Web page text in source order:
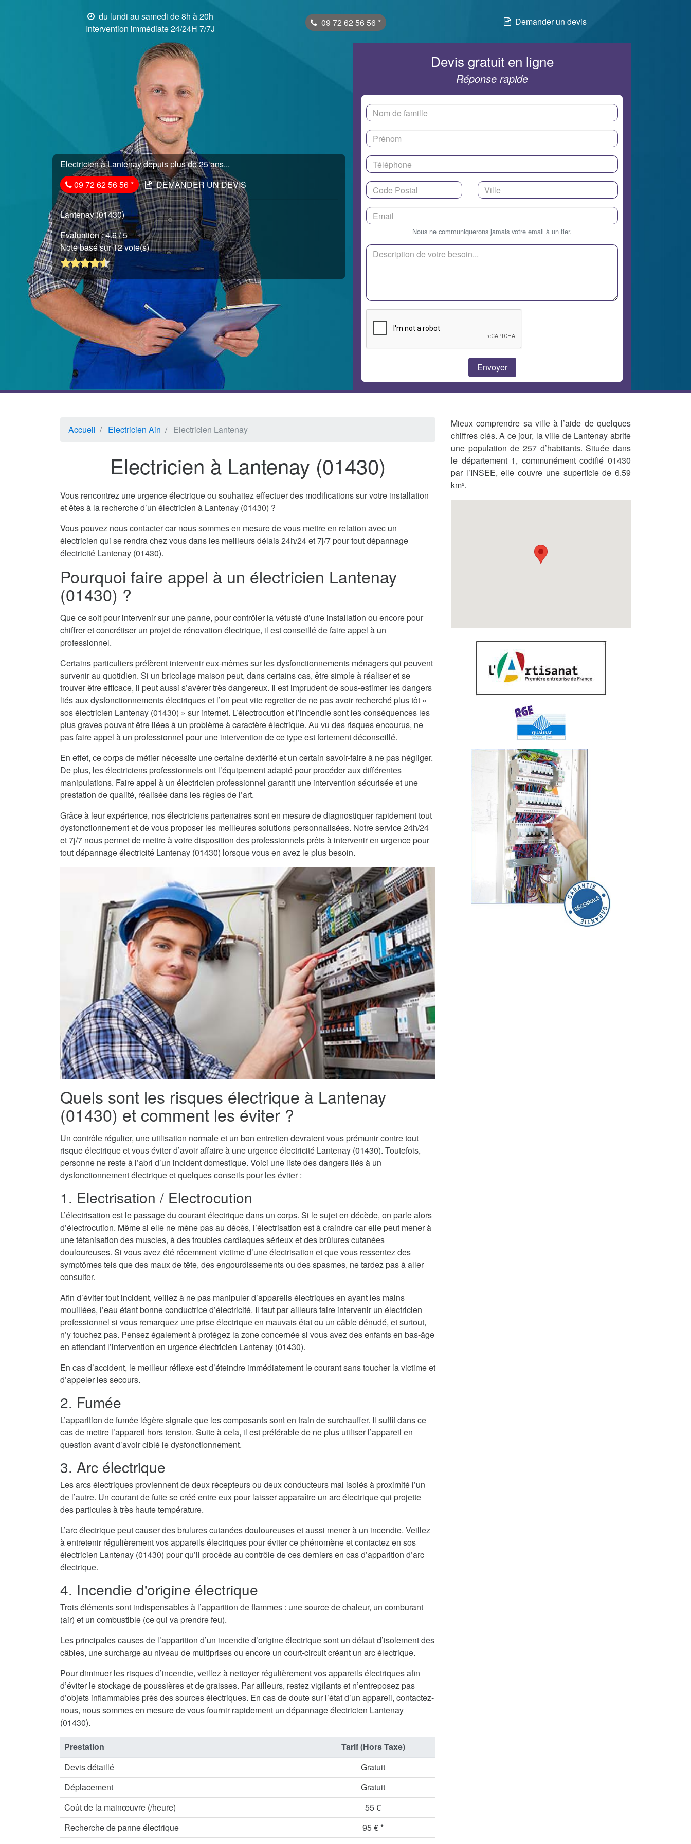
du lundi au samedi de 8h à 20h
Intervention immédiate 24/24H 7/7J
09 72 62 56 56 * Demander un devis
Electricien à Lantenay depuis plus de 25 ans...
09 72 62 56 56* DEMANDER UN DEVIS
Lantenay (01430)
Evaluation :4.6/ 5
Note basé sur 12 vote(s)
Devis gratuit en ligne
Réponse rapide
Nous ne communiquerons jamais votre email à un tier.
Accueil Electricien Ain Electricien Lantenay
Electricien à Lantenay (01430)
Vous rencontrez une urgence électrique ou souhaitez effectuer des modifications sur votre installation
et êtes à la recherche d’un électricien à Lantenay (01430) ?
Vous pouvez nous contacter car nous sommes en mesure de vous mettre en relation avec un
électricien qui se rendra chez vous dans les meilleurs délais 24h/24 et 7j/7 pour tout dépannage
électricité Lantenay (01430).
Pourquoi faire appel à un électricien Lantenay
(01430) ?
Que ce soit pour intervenir sur une panne, pour contrôler la vétusté d’une installation ou encore pour
chiffrer et concrétiser un projet de rénovation électrique, il est conseillé de faire appel à un
professionnel.
Certains particuliers préfèrent intervenir eux-mêmes sur les dysfonctionnements ménagers qui peuvent
survenir au quotidien. Si un bricolage maison peut, dans certains cas, être simple à réaliser et se
trouver être efficace, il peut aussi s’avérer très dangereux. Il est imprudent de sous-estimer les dangers
liés aux dysfonctionnements électriques et l’on peut vite regretter de ne pas avoir recherché plus tôt «
sos électricien Lantenay (01430) » sur internet. L’électrocution et l’incendie sont les conséquences les
plus graves pouvant être liées à un problème à caractère électrique. Au vu des risques encourus, ne
pas faire appel à un professionnel pour une intervention de ce type est fortement déconseillé.
En effet, ce corps de métier nécessite une certaine dextérité et un certain savoir-faire à ne pas négliger.
De plus, les électriciens professionnels ont l’équipement adapté pour procéder aux différentes
manipulations. Faire appel à un électricien professionnel garantit une intervention sécurisée et une
prestation de qualité, réalisée dans les règles de l’art.
Grâce à leur expérience, nos électriciens partenaires sont en mesure de diagnostiquer rapidement tout
dysfonctionnement et de vous proposer les meilleures solutions personnalisées. Notre service 24h/24
et 7j/7 nous permet de mettre à votre disposition des professionnels prêts à intervenir en urgence pour
tout dépannage électricité Lantenay (01430) lorsque vous en avez le plus besoin.
Quels sont les risques électrique à Lantenay
(01430) et comment les éviter ?
Un contrôle régulier, une utilisation normale et un bon entretien devraient vous prémunir contre tout
risque électrique et vous éviter d’avoir affaire à une urgence électricité Lantenay (01430). Toutefois,
personne ne reste à l’abri d’un incident domestique. Voici une liste des dangers liés à un
dysfonctionnement électrique et quelques conseils pour les éviter :
1. Electrisation / Electrocution
L’électrisation est le passage du courant électrique dans un corps. Si le sujet en décède, on parle alors
d’électrocution. Même si elle ne mène pas au décès, l’électrisation est à craindre car elle peut mener à
une tétanisation des muscles, à des troubles cardiaques sérieux et des brûlures cutanées
douloureuses. Si vous avez été récemment victime d’une électrisation et que vous ressentez des
symptômes tels que des maux de tête, des engourdissements ou des spasmes, ne tardez pas à aller
consulter.
Afin d’éviter tout incident, veillez à ne pas manipuler d’appareils électriques en ayant les mains
mouillées, l’eau étant bonne conductrice d’électricité. Il faut par ailleurs faire intervenir un électricien
professionnel si vous remarquez une prise électrique en mauvais état ou un câble dénudé, et surtout,
n’y touchez pas. Pensez également à protégez la zone concernée si vous avez des enfants en bas-âge
en attendant l’intervention en urgence électricien Lantenay (01430).
En cas d’accident, le meilleur réflexe est d’éteindre immédiatement le courant sans toucher la victime et
d’appeler les secours.
2. Fumée
L’apparition de fumée légère signale que les composants sont en train de surchauffer. Il suffit dans ce
cas de mettre l’appareil hors tension. Suite à cela, il est préférable de ne plus utiliser l’appareil en
question avant d’avoir ciblé le dysfonctionnement.
3. Arc électrique
Les arcs électriques proviennent de deux récepteurs ou deux conducteurs mal isolés à proximité l’un
de l’autre. Un courant de fuite se créé entre eux pour laisser apparaître un arc électrique qui projette
des particules à très haute température.
L’arc électrique peut causer des brulures cutanées douloureuses et aussi mener à un incendie. Veillez
à entretenir régulièrement vos appareils électriques pour éviter ce phénomène et contactez en sos
électricien Lantenay (01430) pour qu’il procède au contrôle de ces derniers en cas d’apparition d’arc
électrique.
4. Incendie d'origine électrique
Trois éléments sont indispensables à l’apparition de flammes : une source de chaleur, un comburant
(air) et un combustible (ce qui va prendre feu).
Les principales causes de l’apparition d’un incendie d’origine électrique sont un défaut d’isolement des
câbles, une surcharge au niveau de multiprises ou encore un court-circuit créant un arc électrique.
Pour diminuer les risques d’incendie, veillez à nettoyer régulièrement vos appareils électriques afin
d’éviter le stockage de poussières et de graisses. Par ailleurs, restez vigilants et n’entreposez pas
d’objets inflammables près des sources électriques. En cas de doute sur l’état d’un appareil, contactez-
nous, nous sommes en mesure de vous fournir rapidement un dépannage électricien Lantenay
(01430).
Prestation
Tarif (Hors Taxe)
Devis détaillé
Gratuit
Déplacement
Gratuit
Coût de la mainœuvre (/heure)
55 €
Recherche de panne électrique
95 € *
Mieux comprendre sa ville à l’aide de quelques
chiffres clés. A ce jour, la ville de Lantenay abrite
une population de 257 d’habitants. Située dans
le département 1, communément codifié 01430
par l’INSEE, elle couvre une superficie de 6.59
km².